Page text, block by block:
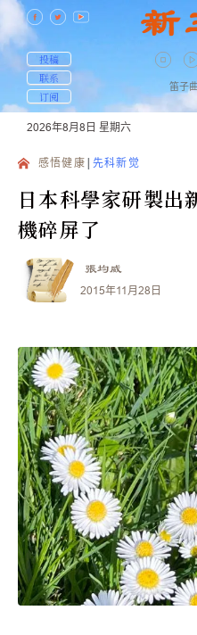
投稿
联系
订阅
笛子
2026年8月8日 星期六
感悟健康 先科新觉
日本科學家研製出
機碎屏了
張均威
2015年11月28日